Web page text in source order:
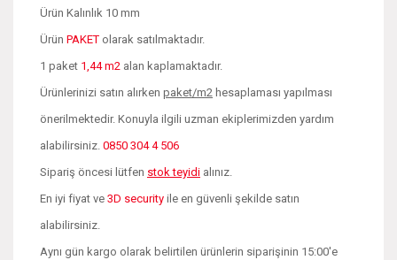
Ürün Kalınlık 10 mm
Ürün PAKET olarak satılmaktadır.
1 paket 1,44 m2 alan kaplamaktadır.
Ürünlerinizi satın alırken paket/m2 hesaplaması yapılması
önerilmektedir. Konuyla ilgili uzman ekiplerimizden yardım
alabilirsiniz. 0850 304 4 506
Sipariş öncesi lütfen stok teyidi alınız.
En iyi fiyat ve 3D security ile en güvenli şekilde satın
alabilirsiniz.
Aynı gün kargo olarak belirtilen ürünlerin siparişinin 15:00'e